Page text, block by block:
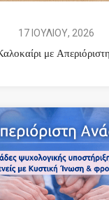
17 ΙΟΥΛΙΟΥ, 2026
με